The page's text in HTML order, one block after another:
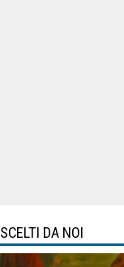
SCELTI DA NOI